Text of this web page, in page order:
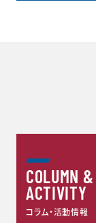
COLUMN &
ACTIVITY
コラム・活動情報